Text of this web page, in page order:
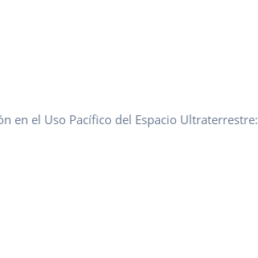
en el Uso Pacífico del Espacio Ultraterrestre: